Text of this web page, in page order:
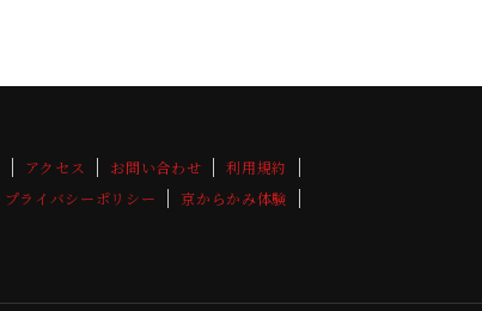
アクセス お問い合わせ
利用規約
プライバシーポリシー
京からかみ体験